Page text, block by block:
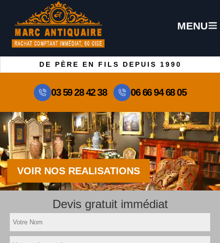
MENU
DE PÈRE EN FILS DEPUIS 1990
03 59 28 42 38 06 66 94 68 05
VOIR NOS REALISATIONS
Devis gratuit immédiat